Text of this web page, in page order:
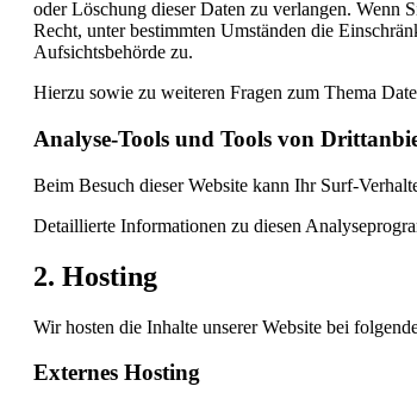
oder Löschung dieser Daten zu verlangen.
Recht, unter bestimmten Umständen die
Aufsichtsbehörde zu.
Hierzu sowie zu weiteren Fragen zum Thema
Analyse-Tools und Tools von
Beim Besuch dieser Website kann Ihr Surf-
Detaillierte Informationen zu diesen
2. Hosting
Wir hosten die Inhalte unserer Website bei
Externes Hosting